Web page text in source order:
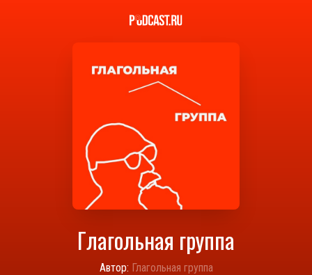
Глагольная группа
Автор: Глагольная группа